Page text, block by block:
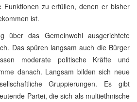
Funktionen zu erfüllen, denen er bisher
ist.
über das Gemeinwohl ausgerichtete
Das spüren langsam auch die Bürger
moderate politische Kräfte und
danach. Langsam bilden sich neue
Gruppierungen. Es gibt
Partei, die sich als multiethnische